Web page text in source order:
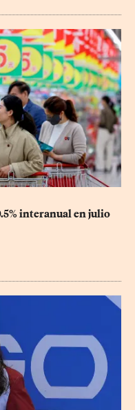
interanual en julio